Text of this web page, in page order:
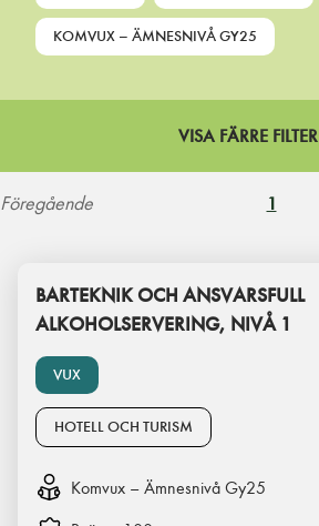
KOMVUX – ÄMNESNIVÅ GY25
VISA FÄRRE FILTER
Föregående 1
VUX
BARTEKNIK OCH ANSVARSFULL
ALKOHOLSERVERING, NIVÅ 1
HOTELL OCH TURISM
Komvux – Ämnesnivå Gy25